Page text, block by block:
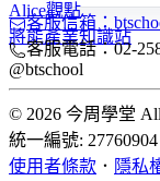
Alice觀點
將能產業知識站
客服信箱：
客服電話：02-
@btschool
© 2026 今周學堂 All
統一編號: 27760904
使用者條款 ． 隱私